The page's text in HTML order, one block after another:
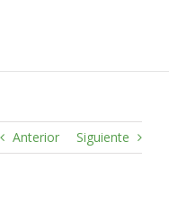
Anterior Siguiente